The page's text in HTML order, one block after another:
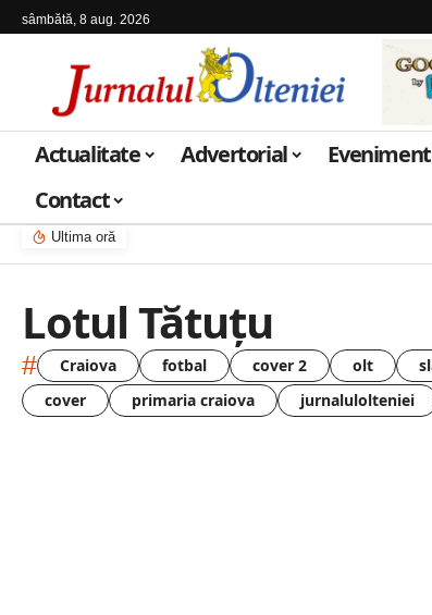
sâmbătă, 8 aug. 2026
Actualitate Advertorial Eveniment
Contact
Ultima oră
Lotul Tătuțu
# Craiova fotbal cover 2 olt
cover
primaria craiova jurnalulolteniei